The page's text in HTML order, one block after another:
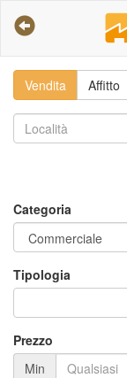
Vendita Affitto
Categoria
Tipologia
Prezzo
Min